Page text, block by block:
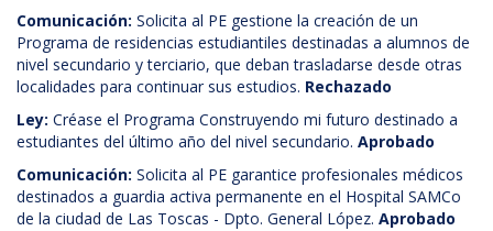
Comunicación: Solicita al PE gestione la creación de un
Programa de residencias estudiantiles destinadas a alumnos de
nivel secundario y terciario, que deban trasladarse desde otras
localidades para continuar sus estudios. Rechazado
Ley: Créase el Programa Construyendo mi futuro destinado a
estudiantes del último año del nivel secundario. Aprobado
Comunicación: Solicita al PE garantice profesionales médicos
destinados a guardia activa permanente en el Hospital SAMCo
de la ciudad de Las Toscas - Dpto. General López. Aprobado